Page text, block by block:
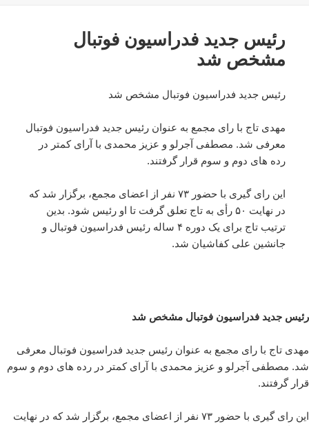
رئیس جدید فدراسیون فوتبال
مشخص شد
رئیس جدید فدراسیون فوتبال مشخص شد
مهدی تاج با رای مجمع به عنوان رئیس جدید فدراسیون فوتبال
معرفی شد. مصطفی آجرلو و عزیز محمدی با آرای کمتر در
رده های دوم و سوم قرار گرفتند.
این رای گیری با حضور ۷۳ نفر از اعضای مجمع، برگزار شد که
در نهایت ۵۰ رأی به تاج تعلق گرفت تا او رئیس شود. بدین
ترتیب تاج برای یک دوره ۴ ساله رئیس فدراسیون فوتبال و
جانشین علی کفاشیان شد.
رئیس جدید فدراسیون فوتبال مشخص شد
مهدی تاج با رای مجمع به عنوان رئیس جدید فدراسیون فوتبال معرفی
شد. مصطفی آجرلو و عزیز محمدی با آرای کمتر در رده های دوم و سوم
قرار گرفتند.
این رای گیری با حضور ۷۳ نفر از اعضای مجمع، برگزار شد که در نهایت